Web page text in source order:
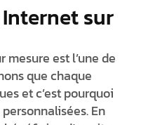
sur
est l’une de
que chaque
et c’est pourquoi
En